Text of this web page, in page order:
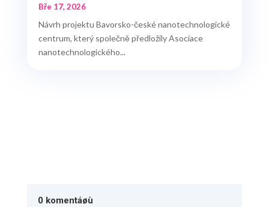
Bře 17, 2026
Návrh projektu Bavorsko-české nanotechnologické
centrum, který společně předložily Asociace
nanotechnologického...
0 komentáøù